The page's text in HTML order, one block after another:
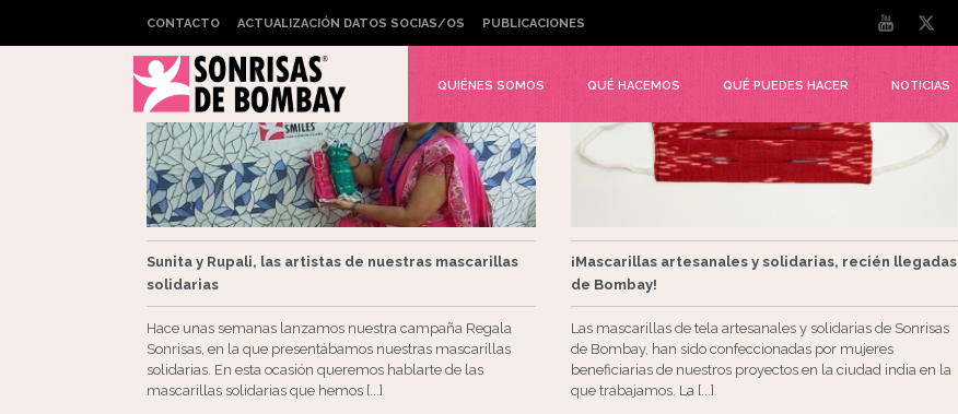
CONTACTO ACTUALIZACIÓN DATOS SOCIAS/OS PUBLICACIONES
QUIÉNES SOMOS QUÉ HACEMOS QUÉ PUEDES HACER NOTICIAS
Sunita y Rupali, las artistas de nuestras mascarillas
solidarias
Hace unas semanas lanzamos nuestra campaña Regala
Sonrisas, en la que presentábamos nuestras mascarillas
solidarias. En esta ocasión queremos hablarte de las
mascarillas solidarias que hemos [...]
¡Mascarillas artesanales y solidarias, recién llegadas
de Bombay!
Las mascarillas de tela artesanales y solidarias de Sonrisas
de Bombay, han sido confeccionadas por mujeres
beneficiarias de nuestros proyectos en la ciudad india en la
que trabajamos. La [...]